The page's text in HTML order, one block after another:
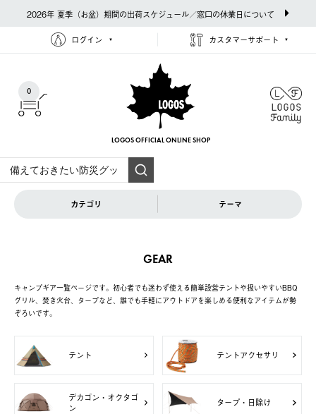
2026年 夏季（お盆）期間の出荷スケジュール／窓口の休業日について
ログイン カスタマーサポート
0
LOGOS OFFICIAL ONLINE SHOP
カテゴリ テーマ
GEAR
キャンプギア一覧ページです。初心者でも迷わず使える簡単設営テントや扱いやすいBBQ
グリル、焚き火台、タープなど、誰でも手軽にアウトドアを楽しめる便利なアイテムが勢
ぞろいです。
テント テントアクセサリ
デカゴン・オクタゴ
ン
タープ・日除け